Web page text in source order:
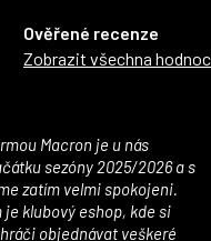
Ověřené recenze
Zobrazit všechna
sezóny 2025/2026 a s
zatím velmi spokojeni.
je klubový eshop, kde si
objednávat veškeré